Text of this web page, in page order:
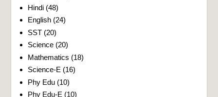
Hindi (48)
English (24)
SST (20)
Science (20)
Mathematics (18)
Science-E (16)
Phy Edu (10)
Phy Edu-E (10)